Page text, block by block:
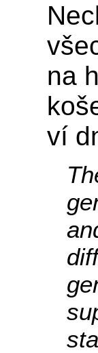
na
ví